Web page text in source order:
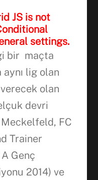
JS is not
settings.
bir maçta
aynı lig olan
olan
devri
Meckelfeld, FC
Trainer
Genç
2014) ve